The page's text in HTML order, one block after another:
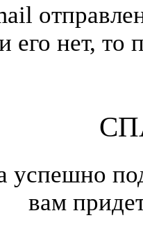
его нет,
успешно
вам